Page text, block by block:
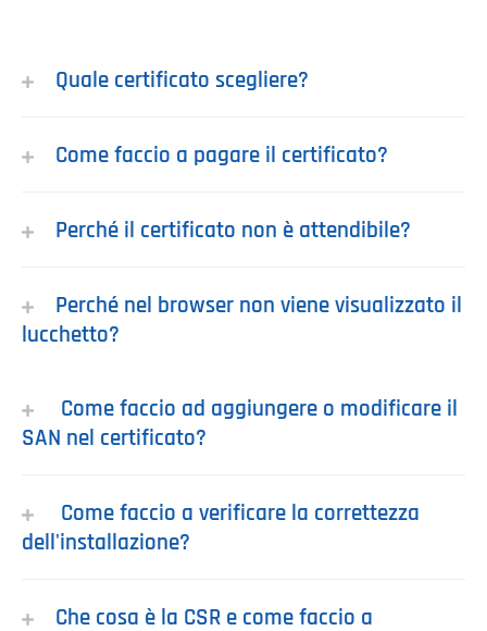
Quale certificato scegliere?
Come faccio a pagare il certificato?
Perché il certificato non è attendibile?
Perché nel browser non viene visualizzato il
lucchetto?
Come faccio ad aggiungere o modificare il
SAN nel certificato?
Come faccio a verificare la correttezza
dell'installazione?
Che cosa è la CSR e come faccio a